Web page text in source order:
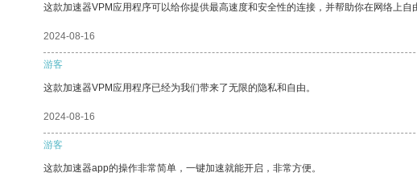
这款加速器VPM应用程序可以给你提供最高速度和安全性的连接，并帮助你在网络上自
2024-08-16
游客
这款加速器VPM应用程序已经为我们带来了无限的隐私和自由。
2024-08-16
游客
这款加速器app的操作非常简单，一键加速就能开启，非常方便。